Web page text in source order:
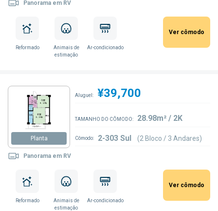
Panorama em RV
Reformado
Animais de
estimação
Ar-condicionado
Ver cômodo
Planta
Panorama em RV
Aluguel: ¥39,700
TAMANHO DO CÔMODO: 28.98m² / 2K
Cômodo: 2-303 Sul (2 Bloco / 3 Andares)
Reformado
Animais de
estimação
Ar-condicionado
Ver cômodo